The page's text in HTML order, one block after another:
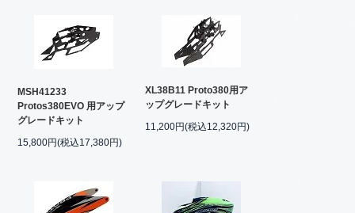
MSH41233
Protos380EVO 用アップ
グレードキット
15,800円(税込17,380円)
XL38B11 Proto380用ア
ップグレードキット
11,200円(税込12,320円)